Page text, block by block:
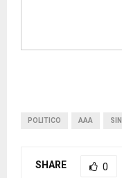
POLITICO AAA
SHARE 0